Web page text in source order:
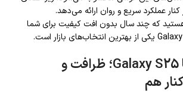
کنار عملکرد سریع و روان ارائه می‌دهد.
که چند سال بدون افت کیفیت برای شما
طراحی Galaxy S25 Ultra؛ ظرافت و
هم